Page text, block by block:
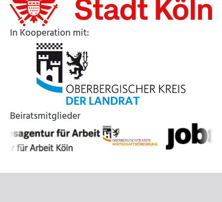
In Kooperation mit:
Beiratsmitglieder